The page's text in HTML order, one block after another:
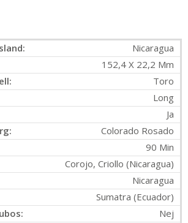
Nicaragua
152,4 X 22,2 Mm
Toro
Long
Ja
Colorado Rosado
90 Min
Corojo, Criollo (Nicaragua)
Nicaragua
Sumatra (Ecuador)
Nej